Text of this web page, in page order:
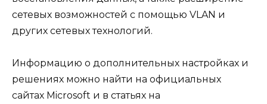
сетевых возможностей с помощью VLAN и
других сетевых технологий.
Информацию о дополнительных настройках и
решениях можно найти на официальных
сайтах Microsoft и в статьях на